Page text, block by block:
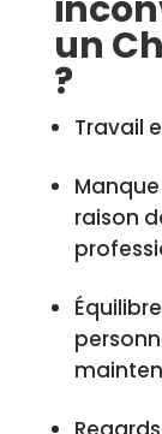
un
?
Travail
raison